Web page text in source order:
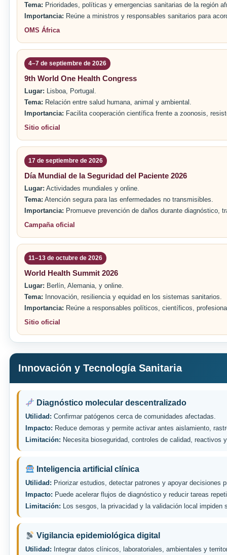
Tema: Prioridades, políticas y emergencias sanitarias de la región
Importancia: Reúne a ministros y responsables sanitarios para
OMS África
4–7 de septiembre de 2026
9th World One Health Congress
Lugar: Lisboa, Portugal.
Tema: Relación entre salud humana, animal y ambiental.
Importancia: Facilita cooperación científica frente a zoonosis,
Sitio oficial
17 de septiembre de 2026
Día Mundial de la Seguridad del Paciente 2026
Lugar: Actividades mundiales y online.
Tema: Atención segura para las enfermedades no transmisibles.
Importancia: Promueve prevención de daños durante diagnóstico,
Campaña oficial
11–13 de octubre de 2026
World Health Summit 2026
Lugar: Berlín, Alemania, y online.
Tema: Innovación, resiliencia y equidad en los sistemas sanitarios.
Importancia: Reúne a responsables políticos, científicos,
Sitio oficial
Innovación y Tecnología Sanitaria
Diagnóstico molecular descentralizado
Utilidad: Confirmar patógenos cerca de comunidades afectadas.
Impacto: Reduce demoras y permite activar antes aislamiento,
Limitación: Necesita bioseguridad, controles de calidad, reactivos
Inteligencia artificial clínica
Utilidad: Priorizar estudios, detectar patrones y apoyar decisiones
Impacto: Puede acelerar flujos de diagnóstico y reducir tareas
Limitación: Los sesgos, la privacidad y la validación local impiden
Vigilancia epidemiológica digital
Utilidad: Integrar datos clínicos, laboratoriales, ambientales y